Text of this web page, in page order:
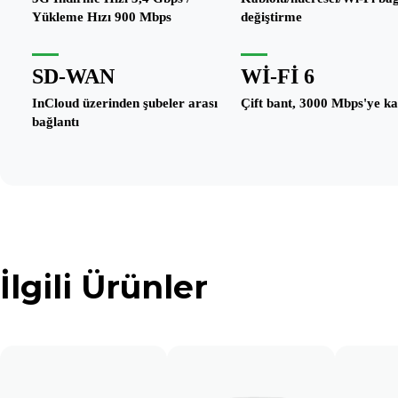
Yükleme Hızı 900 Mbps
değiştirme
SD-WAN
InCloud üzerinden şubeler arası
bağlantı
WI-FI 6
Çift bant, 3000 Mbps'ye
İlgili Ürünler